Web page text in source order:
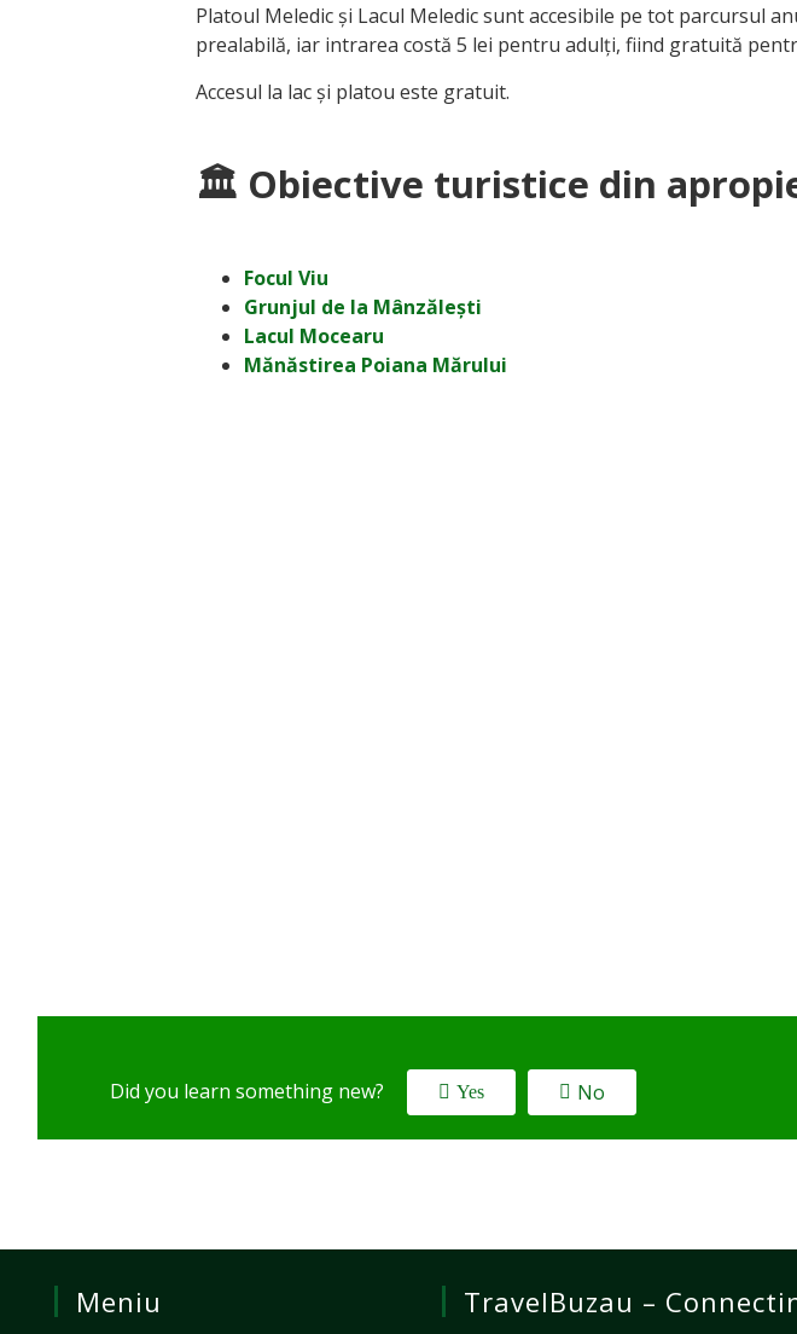
Platoul Meledic și Lacul Meledic sunt accesibile pe tot parcursul
prealabilă, iar intrarea costă 5 lei pentru adulți, fiind gratuită
Accesul la lac și platou este gratuit.
🏛 Obiective turistice din
Focul Viu
Grunjul de la Mânzălești
Lacul Mocearu
Mănăstirea Poiana Mărului
Did you learn something new? Yes No
Meniu TravelBuzau –